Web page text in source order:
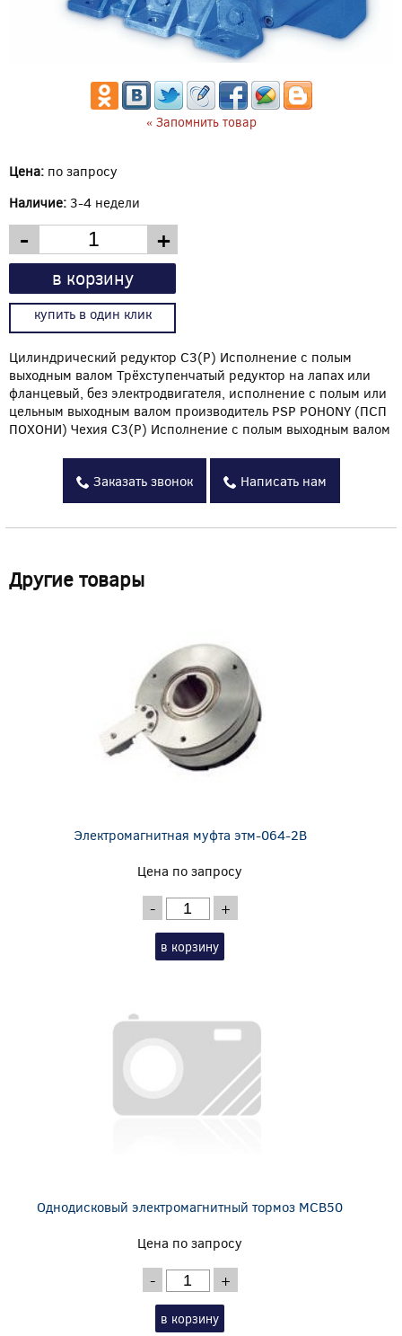
« Запомнить товар
Цена: по запросу
Наличие: 3-4 недели
- +
в корзину
купить в один клик
Цилиндрический редуктор C3(P) Исполнение с полым
выходным валом Трёхступенчатый редуктор на лапах или
фланцевый, без электродвигателя, исполнение с полым или
цельным выходным валом производитель PSP POHONY (ПСП
ПОХОНИ) Чехия C3(P) Исполнение с полым выходным валом
Заказать звонок Написать нам
Другие товары
Электромагнитная муфта этм-064-2В
Цена по запросу
- +
в корзину
Однодисковый электромагнитный тормоз MCB50
Цена по запросу
- +
в корзину